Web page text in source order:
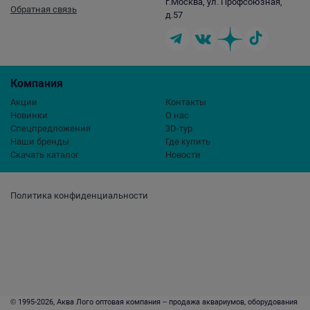
Политика конфиденциальности
Компания
Акции
Новинки
Спецпредложения
Наши бренды
Скачать каталог
Контакты
О нас
3D-тур
Где купить
Новости
Обратная связь
д.57
© 1995-2026, Аква Лого оптовая компания – продажа аквариумов, оборудования